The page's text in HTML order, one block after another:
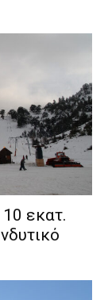
εκατ.